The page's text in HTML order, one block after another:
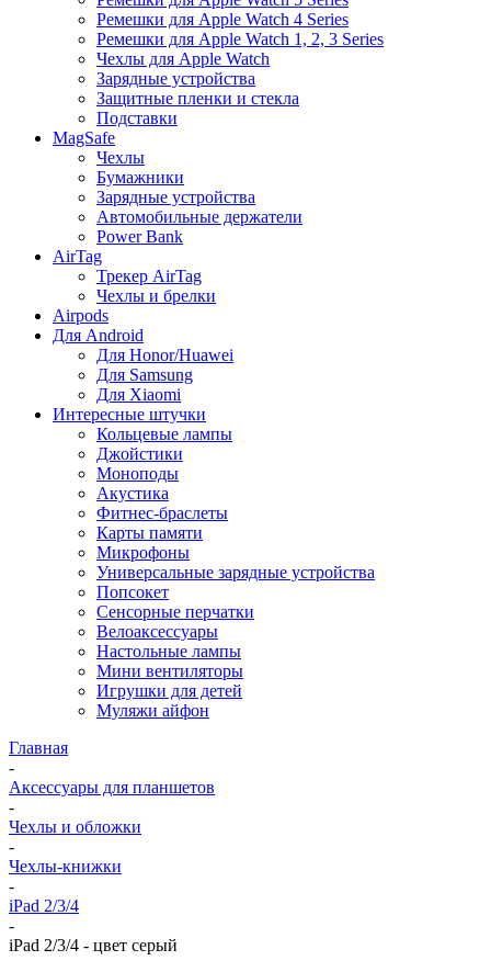
Ремешки для Apple Watch 4 Series
Ремешки для Apple Watch 1, 2, 3 Series
Чехлы для Apple Watch
Зарядные устройства
Защитные пленки и стекла
Подставки
MagSafe
Чехлы
Бумажники
Зарядные устройства
Автомобильные держатели
Power Bank
AirTag
Трекер AirTag
Чехлы и брелки
Airpods
Для Android
Для Honor/Huawei
Для Samsung
Для Xiaomi
Интересные штучки
Кольцевые лампы
Джойстики
Моноподы
Акустика
Фитнес-браслеты
Карты памяти
Микрофоны
Универсальные зарядные устройства
Попсокет
Сенсорные перчатки
Велоаксессуары
Настольные лампы
Мини вентиляторы
Игрушки для детей
Муляжи айфон
Главная
-
Аксессуары для планшетов
-
Чехлы и обложки
-
Чехлы-книжки
-
iPad 2/3/4
-
iPad 2/3/4 - цвет серый